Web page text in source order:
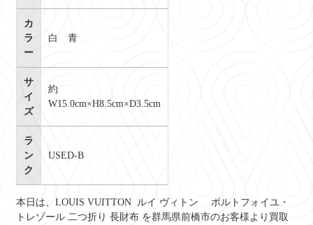
カ
ラ
ー
白 青
サ
イ
ズ
約
W15.0cm×H8.5cm×D3.5cm
ラ
ン
ク
USED-B
本日は、 LOUIS VUITTON ルイ ヴィトン ポルトフォイユ・
トレゾール 二つ折り 長財布 を群馬県前橋市のお客様より買取